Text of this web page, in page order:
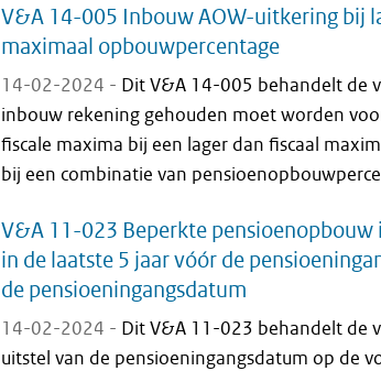
V&A 14-005 Inbouw AOW-uitkering bij
maximaal opbouwpercentage
14-02-2024 - Dit V&A 14-005 behandelt de
inbouw rekening gehouden moet worden
fiscale maxima bij een lager dan fiscaal
bij een combinatie van
V&A 11-023 Beperkte
in de laatste 5 jaar vóór de
de pensioeningangsdatum
14-02-2024 - Dit V&A 11-023 behandelt de
uitstel van de pensioeningangsdatum op de